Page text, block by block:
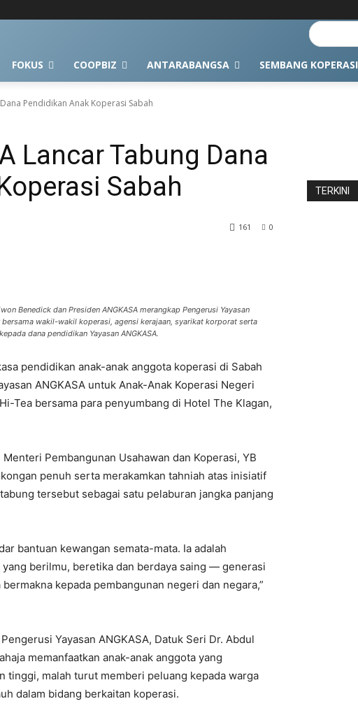
FOKUS COOPBIZ ANTARABANGSA SEMBANG KOPERASI
Pendidikan Anak Koperasi Sabah
Lancar Tabung Dana
Sabah
0
161
Benedick dan Presiden ANGKASA merangkap Pengerusi Yayasan
wakil-wakil koperasi, agensi kerajaan, syarikat korporat serta
dana pendidikan Yayasan ANGKASA.
pendidikan anak-anak anggota koperasi di Sabah
ANGKASA untuk Anak-Anak Koperasi Negeri
Tea bersama para penyumbang di Hotel The Klagan,
Pembangunan Usahawan dan Koperasi, YB
penuh serta merakamkan tahniah atas inisiatif
tersebut sebagai satu pelaburan jangka panjang
bantuan kewangan semata-mata. Ia adalah
berilmu, beretika dan berdaya saing — generasi
kepada pembangunan negeri dan negara,”
Yayasan ANGKASA, Datuk Seri Dr. Abdul
memanfaatkan anak-anak anggota yang
tinggi, malah turut memberi peluang kepada warga
dalam bidang berkaitan koperasi.
TERKINI